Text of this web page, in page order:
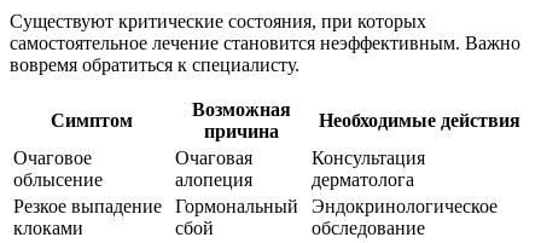
Существуют критические состояния, при которых
самостоятельное лечение становится неэффективным. Важно
вовремя обратиться к специалисту.
Симптом
Возможная
причина
Необходимые действия
Очаговое
облысение
Очаговая
алопеция
Консультация
дерматолога
Резкое выпадение
клоками
Гормональный
сбой
Эндокринологическое
обследование